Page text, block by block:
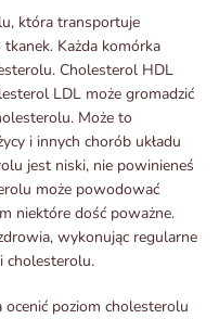
która transportuje
Każda komórka
Cholesterol HDL
LDL może gromadzić
Może to
i innych chorób układu
jest niski, nie powinieneś
może powodować
niektóre dość poważne.
wykonując regularne
cholesterolu.
poziom cholesterolu